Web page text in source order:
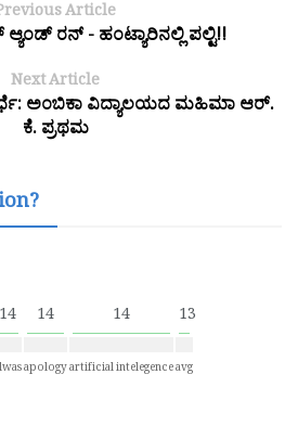
Article
ರನ್ - ಹಂಟ್ಯಾರಿನಲ್ಲಿ ಪಲ್ಟಿ!!
Next Article
ಅಂಬಿಕಾ ವಿದ್ಯಾಲಯದ ಮಹಿಮಾ ಆರ್.
ಕೆ. ಪ್ರಥಮ
14 14
apology
14
artificial intelegence
13
avg